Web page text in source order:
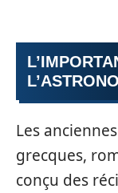
Les
grecques,
conçu des